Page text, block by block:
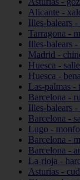
Alicante -
Illes-balears
Tarragona -
Illes-balears -
Madrid -
Huesca -
Huesca -
Las-palmas -
Barcelona -
Illes-balears -
Barcelona -
Lugo -
Barcelona -
Barcelona -
La-rioja -
Asturias -